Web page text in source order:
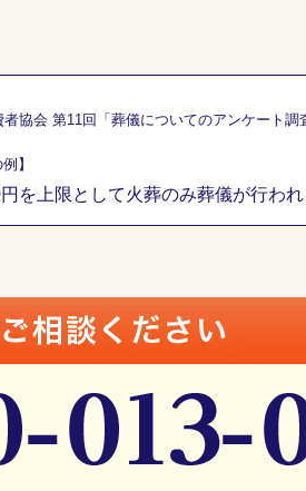
者協会 第11回「葬儀についてのアンケート調
】
上限として火葬のみ葬儀が行われ